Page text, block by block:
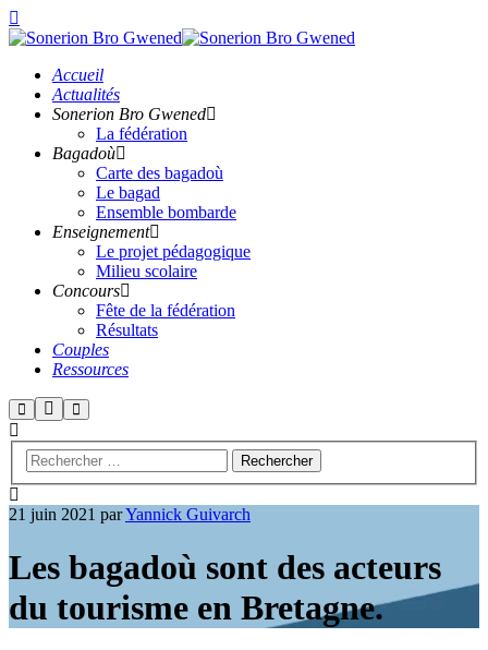
Accueil
Actualités
Sonerion Bro Gwened
La fédération
Bagadoù
Carte des bagadoù
Le bagad
Ensemble bombarde
Enseignement
Le projet pédagogique
Milieu scolaire
Concours
Fête de la fédération
Résultats
Couples
Ressources
21 juin 2021 parYannick Guivarch
Les bagadoù sont des acteurs
du tourisme en Bretagne.